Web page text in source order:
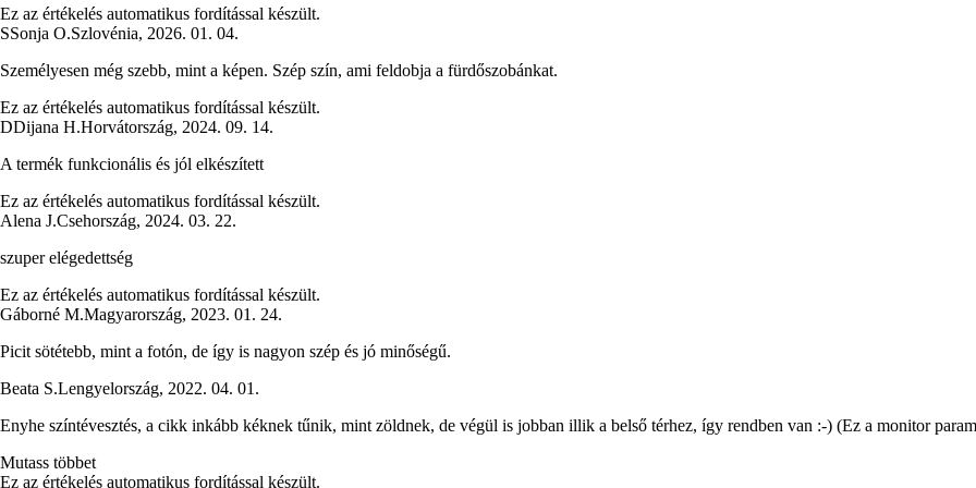
Ez az értékelés automatikus fordítással készült.
SSonja O.Szlovénia, 2026. 01. 04.
Személyesen még szebb, mint a képen. Szép szín, ami feldobja a fürdőszobánkat.
Ez az értékelés automatikus fordítással készült.
DDijana H.Horvátország, 2024. 09. 14.
A termék funkcionális és jól elkészített
Ez az értékelés automatikus fordítással készült.
Alena J.Csehország, 2024. 03. 22.
szuper elégedettség
Ez az értékelés automatikus fordítással készült.
Gáborné M.Magyarország, 2023. 01. 24.
Picit sötétebb, mint a fotón, de így is nagyon szép és jó minőségű.
Beata S.Lengyelország, 2022. 04. 01.
Enyhe színtévesztés, a cikk inkább kéknek tűnik, mint zöldnek, de végül is jobban illik a belső térhez, így rendben van :-) (Ez a monitor
Mutass többet
Ez az értékelés automatikus fordítással készült.